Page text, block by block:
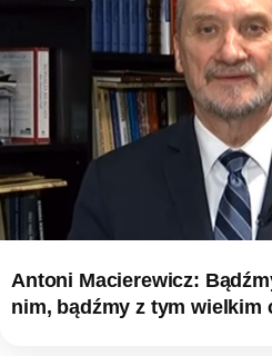
Antoni Macierewicz:
nim, bądźmy z tym wielkim